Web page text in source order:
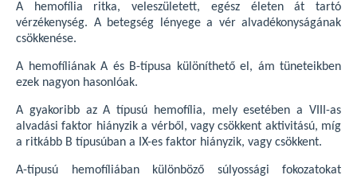
A hemofília ritka, veleszületett, egész életen át tartó
vérzékenység. A betegség lényege a vér alvadékonyságának
csökkenése.
A hemofíliának A és B-típusa különíthető el, ám tüneteikben
ezek nagyon hasonlóak.
A gyakoribb az A típusú hemofília, mely esetében a VIII-as
alvadási faktor hiányzik a vérből, vagy csökkent aktivitású, míg
a ritkább B típusúban a IX-es faktor hiányzik, vagy csökkent.
A-típusú hemofíliában különböző súlyossági fokozatokat